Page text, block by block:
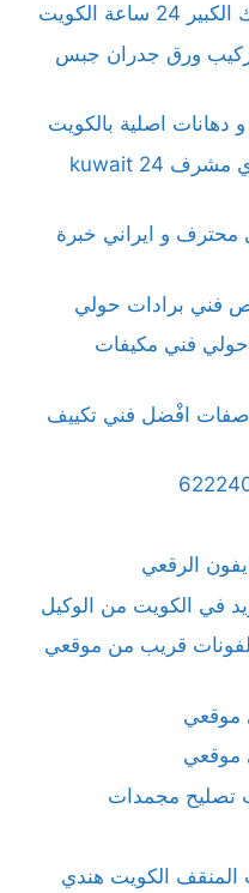
الكويت
ورق جدران جبس
اصلية بالكويت
صباغ جدران مشرف صباغ هندي مشرف kuwait 24
و ايراني خبرة
فني برادات حولي
فني مكيفات
افْضل فني تكييف
الرقعي
في الكويت من الوكيل
قريب من موقعي
موقعي
موقعي
تصليح مجمدات
المنقف الكويت هندي